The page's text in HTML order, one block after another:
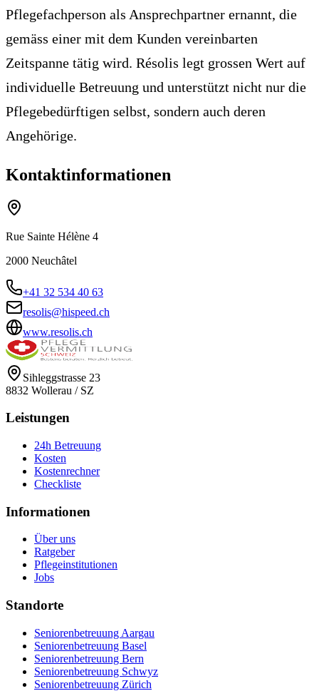
Pflegefachperson als Ansprechpartner ernannt, die
gemäss einer mit dem Kunden vereinbarten
Zeitspanne tätig wird. Résolis legt grossen Wert auf
individuelle Betreuung und unterstützt nicht nur die
Pflegebedürftigen selbst, sondern auch deren
Angehörige.
Kontaktinformationen
Rue Sainte Hélène 4
2000 Neuchâtel
+41 32 534 40 63
resolis@hispeed.ch
www.resolis.ch
Sihleggstrasse 23
8832 Wollerau / SZ
Leistungen
24h Betreuung
Kosten
Kostenrechner
Checkliste
Informationen
Über uns
Ratgeber
Pflegeinstitutionen
Jobs
Standorte
Seniorenbetreuung Aargau
Seniorenbetreuung Basel
Seniorenbetreuung Bern
Seniorenbetreuung Schwyz
Seniorenbetreuung Zürich